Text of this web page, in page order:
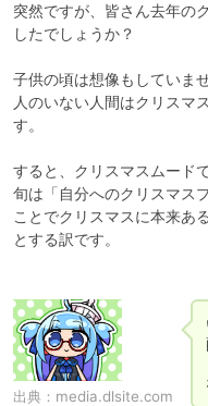
突然ですが、皆さん去年の
したでしょうか？
子供の頃は想像もしていま
人のいない人間はクリスマ
す。
すると、クリスマスムード
旬は「自分へのクリスマス
ことでクリスマスに本来あ
とする訳です。
出典： media.dlsite.com